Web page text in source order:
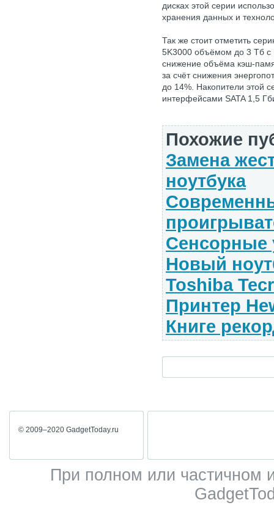
дисках этой серии
хранения данных и
Так же стоит отметить
5K3000 объёмом до 3 Тб с
снижение объёма кэш-
за счёт снижения
до 14%. Накопители этой
интерфейсами SATA 1,5
Похожие
Замена
ноутбука
Сенсорные
Новый
Toshiba
Принтер
Книге
© 2009–2020 GadgetToday.ru
При полном или частичном